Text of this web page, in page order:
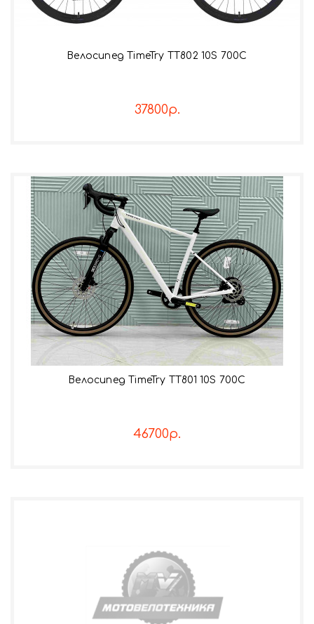
Велосипед TimeTry TT802 10S 700C
37800р.
Велосипед TimeTry TT801 10S 700C
46700р.